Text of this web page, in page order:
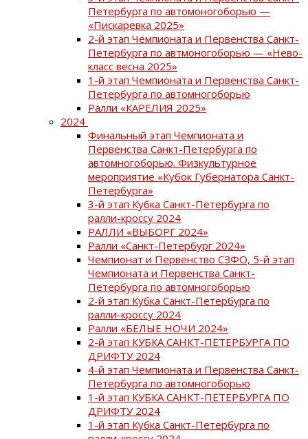
Петербурга по автомоногоборью —
«Пискаревка 2025»
2-й этап Чемпионата и Первенства Санкт-
Петербурга по автмоногоборью — «Нево-
класс весна 2025»
1-й этап Чемпионата и Первенства Санкт-
Петербурга по автомногоборью
Ралли «КАРЕЛИЯ 2025»
2024
Финальный этап Чемпионата и
Первенства Санкт-Петербурга по
автомногоборью. Физкультурное
мероприятие «Кубок Губернатора Санкт-
Петербурга»
3-й этап Кубка Санкт-Петербурга по
ралли-кроссу 2024
РАЛЛИ «ВЫБОРГ 2024»
Ралли «Санкт-Петербург 2024»
Чемпионат и Первенство СЗФО, 5-й этап
Чемпионата и Первенства Санкт-
Петербурга по автомногоборью
2-й этап Кубка Санкт-Петербурга по
ралли-кроссу 2024
Ралли «БЕЛЫЕ НОЧИ 2024»
2-й этап КУБКА САНКТ-ПЕТЕРБУРГА ПО
ДРИФТУ 2024
4-й этап Чемпионата и Первенства Санкт-
Петербурга по автомногоборью
1-й этап КУБКА САНКТ-ПЕТЕРБУРГА ПО
ДРИФТУ 2024
1-й этап Кубка Санкт-Петербурга по